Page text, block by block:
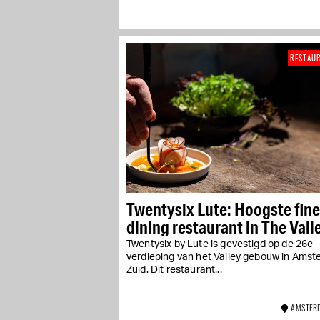
Twentysix Lute: Hoogste fine
dining restaurant in The
Twentysix by Lute is gevestigd op de 26e
verdieping van het Valley gebouw in
Zuid. Dit restaurant...